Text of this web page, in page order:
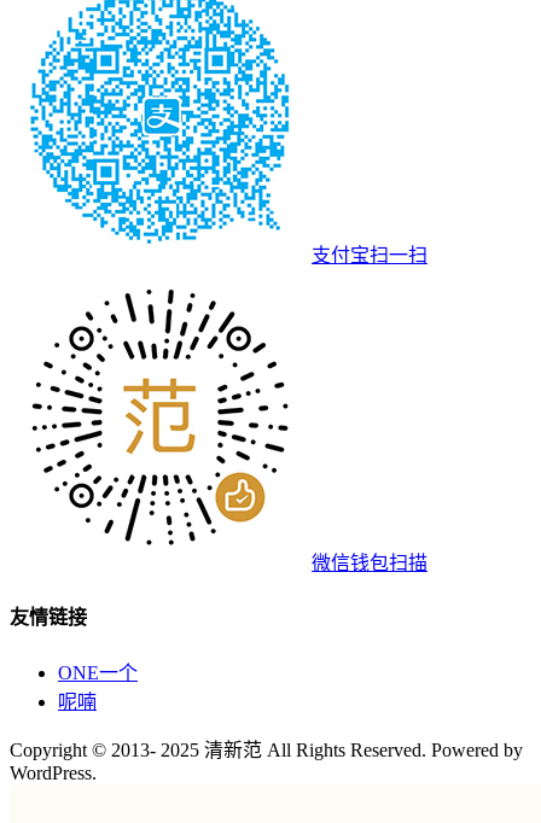
支付宝扫一扫
微信钱包扫描
友情链接
ONE一个
呢喃
Copyright © 2013- 2025 清新范 All Rights Reserved. Powered by
WordPress.